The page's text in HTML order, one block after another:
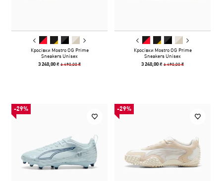
Кросівки Mostro OG Prime
Sneakers Unisex
3 240,00 ₴6 490,00 ₴
Кросівки Mostro OG Prime
Sneakers Unisex
3 240,00 ₴6 490,00 ₴
-29% -29%